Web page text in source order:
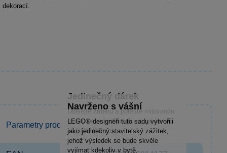
dekorací.
Jedinečný dárek
Udělejte změnu a potěšte milovanou
osobu nebo kamarádku originální
LEGO® Bonsaj.
Navrženo s vášní
LEGO® designéři tuto sadu vytvořili
jako jedinečný stavitelský zážitek,
jehož výsledek se bude skvěle
vyjímat kdekoliv v bytě.
Parametry produktu